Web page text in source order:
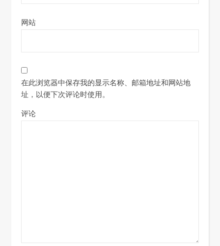
网站
在此浏览器中保存我的显示名称、邮箱地址和网站地
址，以便下次评论时使用。
评论